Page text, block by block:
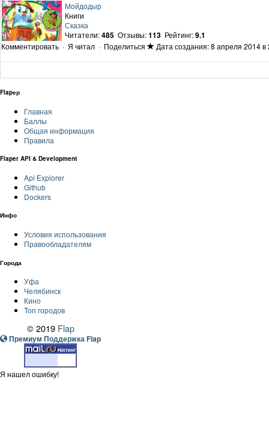
Мойдодыр
Книги
Сказка
Читатели:485 Отзывы:113 Рейтинг:9.1
Комментировать · Я читал · Поделиться Дата создания: 8 апреля 2014 в
Flapер
Главная
Баллы
Общая информация
Правила
Flaper API & Development
Api Explorer
Github
Dockers
Инфо
Условия использования
Правообладателям
Города
Уфа
Челябинск
Кино
Топ городов
© 2019 Flap
Премиум Поддержка Flap
Я нашел ошибку!